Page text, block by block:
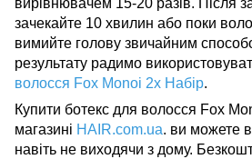
вирівнювачем 15-20 разів. Після
зачекайте 10 хвилин або поки
вимийте голову звичайним
результату радимо
волосся Fox Monoi 2x Набір.
Купити ботекс для волосся Fox
магазині HAIR.com.ua. ви можете
навіть не виходячи з дому.